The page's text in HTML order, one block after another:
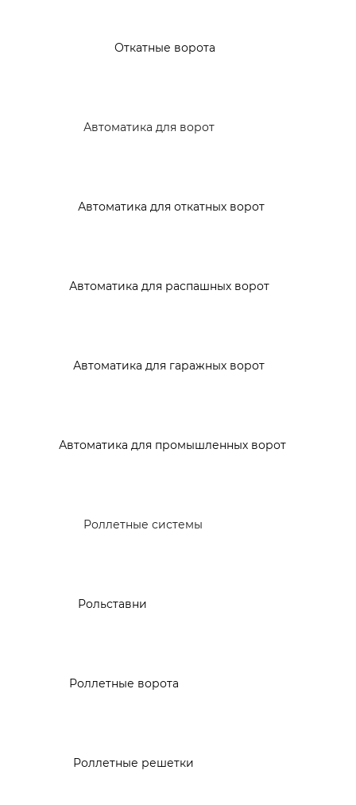
Откатные ворота
Автоматика для ворот
Автоматика для откатных ворот
Автоматика для распашных ворот
Автоматика для гаражных ворот
Автоматика для промышленных ворот
Роллетные системы
Рольставни
Роллетные ворота
Роллетные решетки